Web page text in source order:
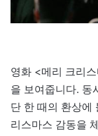
영화 <메리 크리
을 보여줍니다. 동
단 한 때의 환상에
리스마스 감동을